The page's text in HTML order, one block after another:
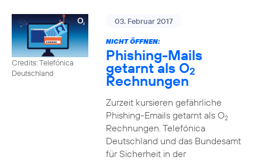
Credits: Telefónica
Deutschland
03. Februar 2017
NICHT ÖFFNEN:
Phishing-Mails
getarnt als O2
Rechnungen
Zurzeit kursieren gefährliche
Phishing-Emails getarnt als O2
Rechnungen. Telefónica
Deutschland und das Bundesamt
für Sicherheit in der